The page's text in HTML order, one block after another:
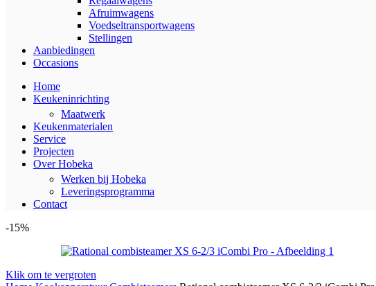
Afruimwagens
Voedseltransportwagens
Stellingen
Aanbiedingen
Occasions
Home
Keukeninrichting
Maatwerk
Keukenmaterialen
Service
Projecten
Over Hobeka
Werken bij Hobeka
Leveringsprogramma
Contact
-15%
Klik om te vergroten